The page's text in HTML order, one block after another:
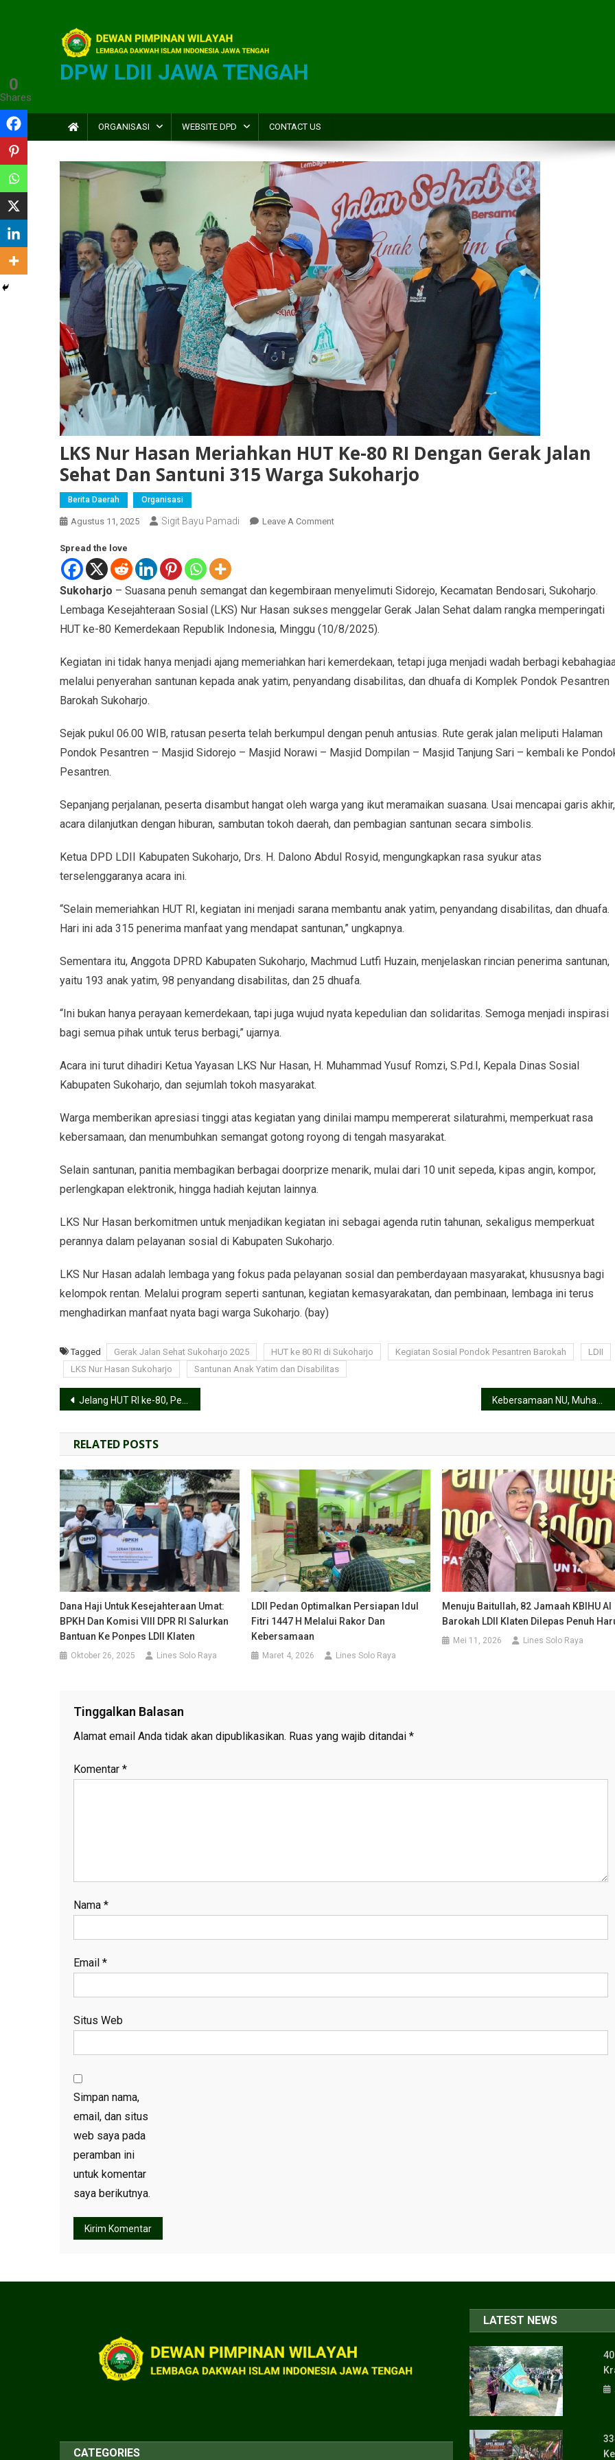
DPW LDII JAWA TENGAH
ORGANISASI WEBSITE DPD CONTACT US
LKS Nur Hasan Meriahkan HUT Ke-80 RI Dengan Gerak Jalan
Sehat Dan Santuni 315 Warga Sukoharjo
Berita Daerah Organisasi
Agustus 11, 2025 Sigit Bayu Pamadi Leave A Comment
Spread the love
Sukoharjo – Suasana penuh semangat dan kegembiraan menyelimuti Sidorejo, Kecamatan Bendosari, Sukoharjo.
Lembaga Kesejahteraan Sosial (LKS) Nur Hasan sukses menggelar Gerak Jalan Sehat dalam rangka memperingati
HUT ke-80 Kemerdekaan Republik Indonesia, Minggu (10/8/2025).
Kegiatan ini tidak hanya menjadi ajang memeriahkan hari kemerdekaan, tetapi juga menjadi wadah berbagi
melalui penyerahan santunan kepada anak yatim, penyandang disabilitas, dan dhuafa di Komplek Pondok Pesantren
Barokah Sukoharjo.
Sejak pukul 06.00 WIB, ratusan peserta telah berkumpul dengan penuh antusias. Rute gerak jalan meliputi Halaman
Pondok Pesantren – Masjid Sidorejo – Masjid Norawi – Masjid Dompilan – Masjid Tanjung Sari – kembali ke
Pesantren.
Sepanjang perjalanan, peserta disambut hangat oleh warga yang ikut meramaikan suasana. Usai mencapai garis akhir,
acara dilanjutkan dengan hiburan, sambutan tokoh daerah, dan pembagian santunan secara simbolis.
Ketua DPD LDII Kabupaten Sukoharjo, Drs. H. Dalono Abdul Rosyid, mengungkapkan rasa syukur atas
terselenggaranya acara ini.
“Selain memeriahkan HUT RI, kegiatan ini menjadi sarana membantu anak yatim, penyandang disabilitas, dan dhuafa.
Hari ini ada 315 penerima manfaat yang mendapat santunan,” ungkapnya.
Sementara itu, Anggota DPRD Kabupaten Sukoharjo, Machmud Lutfi Huzain, menjelaskan rincian penerima santunan,
yaitu 193 anak yatim, 98 penyandang disabilitas, dan 25 dhuafa.
“Ini bukan hanya perayaan kemerdekaan, tapi juga wujud nyata kepedulian dan solidaritas. Semoga menjadi inspirasi
bagi semua pihak untuk terus berbagi,” ujarnya.
Acara ini turut dihadiri Ketua Yayasan LKS Nur Hasan, H. Muhammad Yusuf Romzi, S.Pd.I, Kepala Dinas Sosial
Kabupaten Sukoharjo, dan sejumlah tokoh masyarakat.
Warga memberikan apresiasi tinggi atas kegiatan yang dinilai mampu mempererat silaturahmi, memperkuat rasa
kebersamaan, dan menumbuhkan semangat gotong royong di tengah masyarakat.
Selain santunan, panitia membagikan berbagai doorprize menarik, mulai dari 10 unit sepeda, kipas angin, kompor,
perlengkapan elektronik, hingga hadiah kejutan lainnya.
LKS Nur Hasan berkomitmen untuk menjadikan kegiatan ini sebagai agenda rutin tahunan, sekaligus memperkuat
perannya dalam pelayanan sosial di Kabupaten Sukoharjo.
LKS Nur Hasan adalah lembaga yang fokus pada pelayanan sosial dan pemberdayaan masyarakat, khususnya bagi
kelompok rentan. Melalui program seperti santunan, kegiatan kemasyarakatan, dan pembinaan, lembaga ini terus
menghadirkan manfaat nyata bagi warga Sukoharjo. (bay)
0
Shares
Tagged Gerak Jalan Sehat Sukoharjo 2025 HUT ke 80 RI di Sukoharjo Kegiatan Sosial Pondok Pesantren Barokah
LDII
LKS Nur Hasan Sukoharjo
Santunan Anak Yatim dan Disabilitas
Jelang HUT RI ke-80, Pemuda LDII Pedan Ikuti Kerja Bakti Nasional 2025
RELATED POSTS
Dana Haji Untuk Kesejahteraan Umat:
BPKH Dan Komisi VIII DPR RI Salurkan
Bantuan Ke Ponpes LDII Klaten
Oktober 26, 2025 Lines Solo Raya
LDII Pedan Optimalkan Persiapan Idul
Fitri 1447 H Melalui Rakor Dan
Kebersamaan
Maret 4, 2026 Lines Solo Raya
Menuju Baitullah, 82 Jamaah KBIHU Al
Barokah LDII Klaten Dilepas Penuh
Mei 11, 2026 Lines Solo Raya
Tinggalkan Balasan
Alamat email Anda tidak akan dipublikasikan. Ruas yang wajib ditandai *
Komentar *
Nama *
Email *
Situs Web
Simpan nama,
email, dan situs
web saya pada
peramban ini
untuk komentar
saya berikutnya.
CATEGORIES
LATEST NEWS